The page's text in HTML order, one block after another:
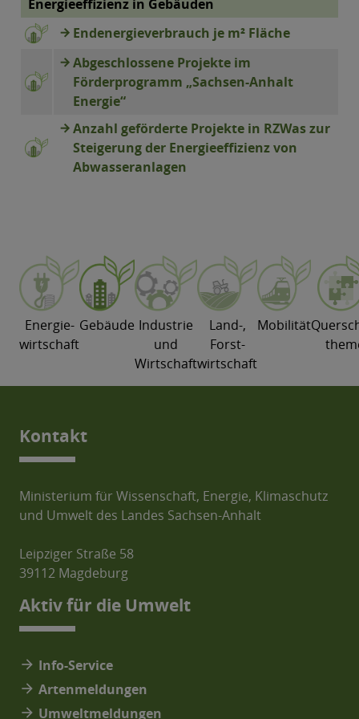
Energieeffizienz in Gebäuden
Endenergieverbrauch je m² Fläche
Abgeschlossene Projekte im
Förderprogramm „Sachsen-Anhalt
Energie“
Anzahl geförderte Projekte in RZWas zur
Steigerung der Energieeffizienz von
Abwasseranlagen
Energie-
wirtschaft
Gebäude Industrie
und
Wirtschaft
Land-,
Forst-
wirtschaft
Mobilität
Kontakt
Ministerium für Wissenschaft, Energie, Klimaschutz
und Umwelt des Landes Sachsen-Anhalt
Leipziger Straße 58
39112 Magdeburg
Aktiv für die Umwelt
arrow_forward Info-Service
arrow_forward Artenmeldungen
arrow_forward Umweltmeldungen